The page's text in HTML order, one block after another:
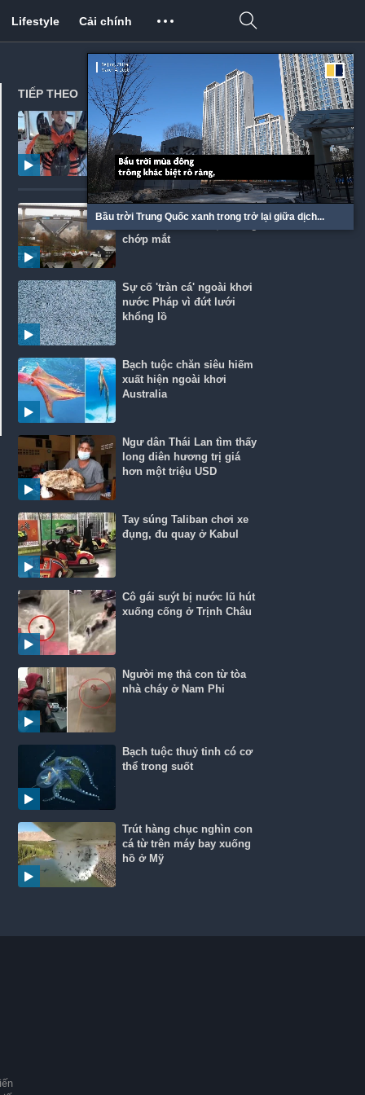
Lifestyle Cải chính
Bầu trời Trung Quốc xanh trong trở lại giữa dịch...
TIẾP THEO
Bắt được tôm hùm khổng
lồ hơn 100 tuổi, ngư dân
thả lại xuống biển
120 kg thuốc nổ khiến cây
cầu cao 70 m vỡ vụn trong
chớp mắt
Sự cố 'tràn cá' ngoài khơi
nước Pháp vì đứt lưới
khổng lồ
Bạch tuộc chăn siêu hiếm
xuất hiện ngoài khơi
Australia
Ngư dân Thái Lan tìm thấy
long diên hương trị giá
hơn một triệu USD
Tay súng Taliban chơi xe
đụng, đu quay ở Kabul
Cô gái suýt bị nước lũ hút
xuống cống ở Trịnh Châu
Người mẹ thả con từ tòa
nhà cháy ở Nam Phi
Bạch tuộc thuỷ tinh có cơ
thể trong suốt
Trút hàng chục nghìn con
cá từ trên máy bay xuống
hồ ở Mỹ